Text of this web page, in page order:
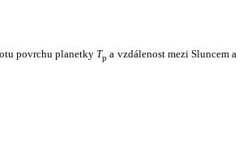
povrchu planetky Tp a vzdálenost mezi Sluncem a